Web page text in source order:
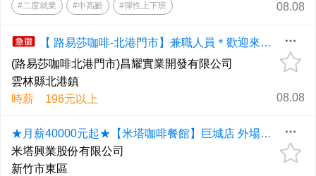
#二度就業 #中高齡 #彈性上下班 08.08
【 路易莎咖啡-北港門市】兼職人員＊歡迎來電洽詢
(路易莎咖啡北港門市)昌耀實業開發有限公司
雲林縣北港鎮
時薪 196元以上
08.08
★月薪40000元起★【米塔咖啡餐館】巨城店 外場儲備幹部
米塔興業股份有限公司
新竹市東區